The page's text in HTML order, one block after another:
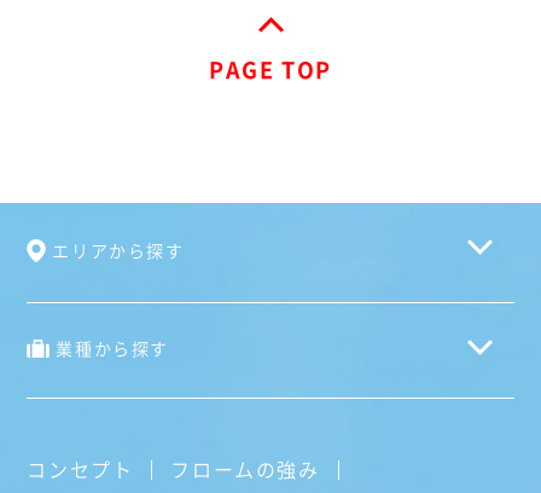
PAGE TOP
エリアから探す
業種から探す
コンセプト フロームの強み